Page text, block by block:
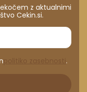
z aktualnimi
Cekin.si.
.